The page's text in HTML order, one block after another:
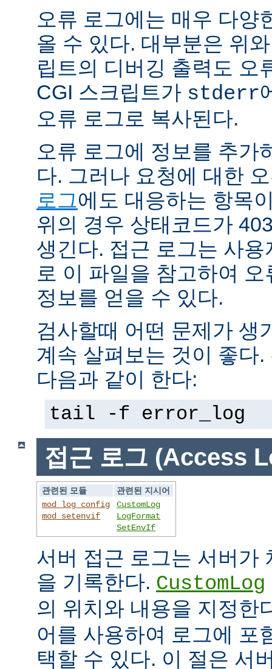
오류 로그에는 매우 다양
올 수 있다. 대부분은 위
립트의 디버깅 출력도 오
CGI 스크립트가 stderr
오류 로그로 복사된다.
오류 로그에 정보를 추가
다. 그러나 요청에 대한
로그에도 대응하는 항목
위의 경우 상태코드가
생긴다. 접근 로그는 사
로 이 파일을 참고하여
정보를 얻을 수 있다.
검사할때 어떤 문제가 생
계속 살펴보는 것이 좋다
다음과 같이 한다:
tail -f error_log
접근 로그 (Access
관련된 모듈
관련된 지시어
mod_log_config
mod_setenvif
CustomLog
LogFormat
SetEnvIf
서버 접근 로그는 서버가
을 기록한다. CustomLog
의 위치와 내용을 지정한
어를 사용하여 로그에 포
택할 수 있다. 이 절은 서